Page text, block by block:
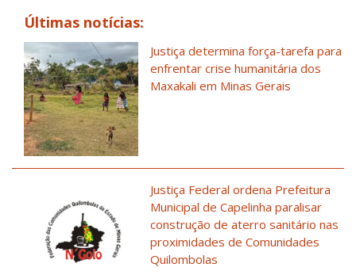
Últimas notícias:
Justiça determina força-tarefa para
enfrentar crise humanitária dos
Maxakali em Minas Gerais
Justiça Federal ordena Prefeitura
Municipal de Capelinha paralisar
construção de aterro sanitário nas
proximidades de Comunidades
Quilombolas